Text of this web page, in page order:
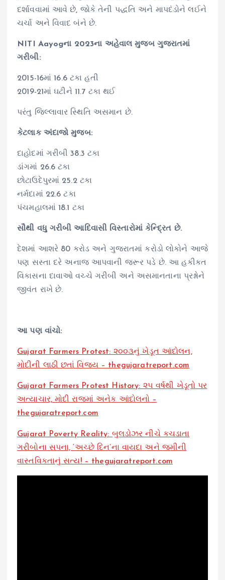
દર્શાવવામાં આવે છે, જોકે તેની પદ્ધતિ અને માપદંડોને લઈને
ચર્ચા અને વિવાદ બંને છે.
NITI Aayogના 2023ના અહેવાલ મુજબ ગુજરાતમાં
ગરીબી:
2015-16માં 16.6 ટકા હતી
2019-21માં ઘટીને 11.7 ટકા થઈ
પરંતુ જિલ્લાવાર સ્થિતિ અસમાન છે.
કેટલાક અંદાજો મુજબ:
દાહોદમાં ગરીબી 38.3 ટકા
ડાંગમાં 26.6 ટકા
છોટાઉદેપુરમાં 25.2 ટકા
નર્મદામાં 22.6 ટકા
પંચમહાલમાં 18.1 ટકા
સૌથી વધુ ગરીબી આદિવાસી વિસ્તારોમાં કેન્દ્રિત છે.
દેશમાં આશરે 80 કરોડ અને ગુજરાતમાં કરોડો લોકોને આજે
પણ સસ્તા દરે અનાજ આપવાની જરૂર પડે છે. આ હકીકત
વિકાસના દાવાઓ વચ્ચે ગરીબી અને અસમાનતાના પ્રશ્નોને
જીવંત રાખે છે.
આ પણ વાંચો:
Gujarat Farmers Protest: ૨૦૦૩નું ખેડૂત આંદોલન,
મોદીની લાઠી છતાં વિજય – thegujaratreport.com
Gujarat Farmers Protest History: ૨૫ વર્ષથી ખેડૂતો પર
અત્યાચાર, મોદી રાજમાં અનેક આંદોલનો –
thegujaratreport.com
Gujarat Poverty Reality: બુલડોઝર નીચે કચડાતા
ગરીબોના સપના, ‘અચ્છે દિન’ના વાયદા અને જમીની
વાસ્તવિકતાનું સત્ય! – thegujaratreport.com